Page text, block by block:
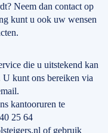
Neem dan contact op
kunt u ook uw wensen
die u uitstekend kan
U kunt ons bereiken via
kantooruren te
25 64
of gebruik